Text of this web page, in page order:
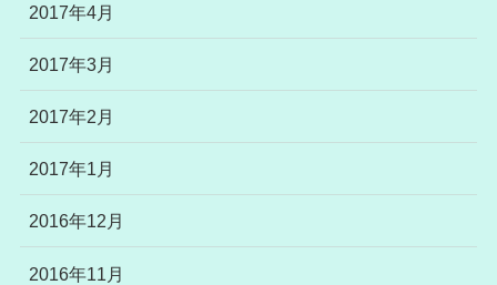
2017年4月
2017年3月
2017年2月
2017年1月
2016年12月
2016年11月